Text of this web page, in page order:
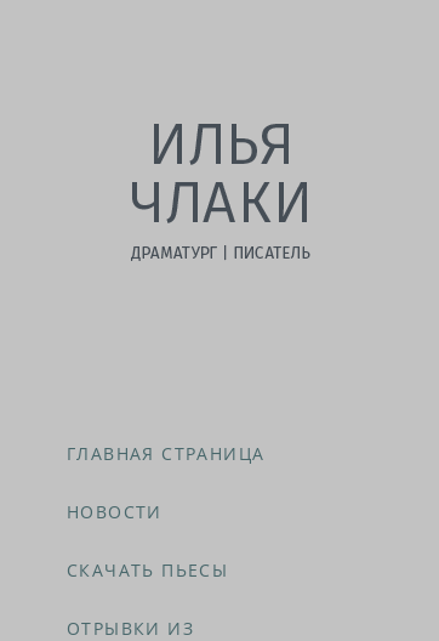
ГЛАВНАЯ СТРАНИЦА
НОВОСТИ
СКАЧАТЬ ПЬЕСЫ
ОТРЫВКИ ИЗ